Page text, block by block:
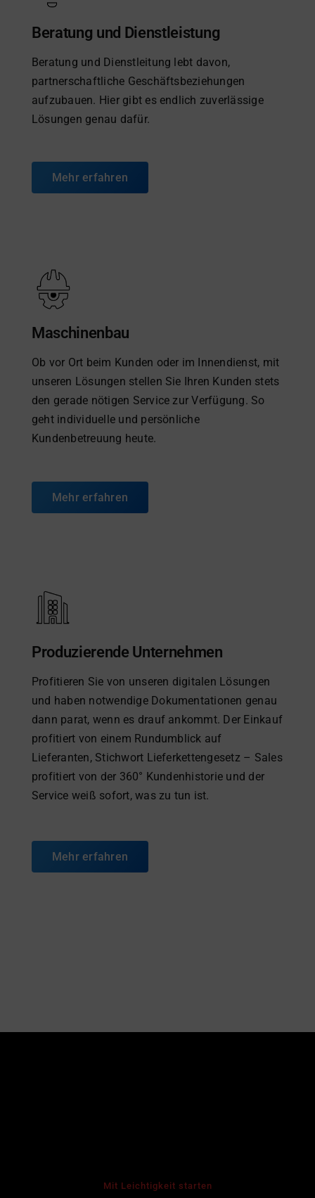
Beratung und Dienstleistung
Beratung und Dienstleitung lebt davon,
partnerschaftliche Geschäftsbeziehungen
aufzubauen. Hier gibt es endlich zuverlässige
Lösungen genau dafür.
Mehr erfahren
Maschinenbau
Ob vor Ort beim Kunden oder im Innendienst, mit
unseren Lösungen stellen Sie Ihren Kunden stets
den gerade nötigen Service zur Verfügung. So
geht individuelle und persönliche
Kundenbetreuung heute.
Mehr erfahren
Produzierende Unternehmen
Profitieren Sie von unseren digitalen Lösungen
und haben notwendige Dokumentationen genau
dann parat, wenn es drauf ankommt. Der Einkauf
profitiert von einem Rundumblick auf
Lieferanten, Stichwort Lieferkettengesetz – Sales
profitiert von der 360° Kundenhistorie und der
Service weiß sofort, was zu tun ist.
Mehr erfahren
Mit Leichtigkeit starten